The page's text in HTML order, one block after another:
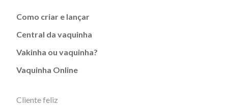
Como criar e lançar
Central da vaquinha
Vakinha ou vaquinha?
Vaquinha Online
Cliente feliz